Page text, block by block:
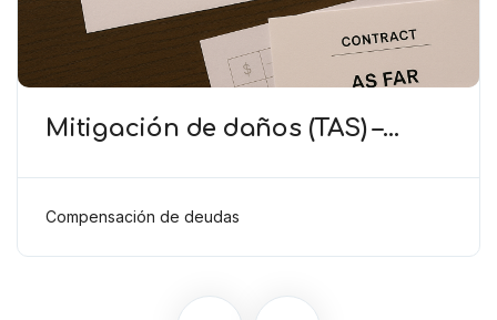
Mitigación de daños (TAS) –
comprobados según el artículo
6(2)(b) del Anexo 2 RSTP FIFA
Compensación de deudas